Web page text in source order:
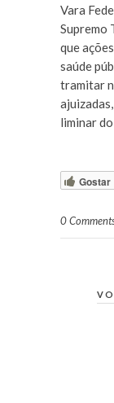
Vara
Supremo
que
saúde
tramitar
liminar
Gostar
0